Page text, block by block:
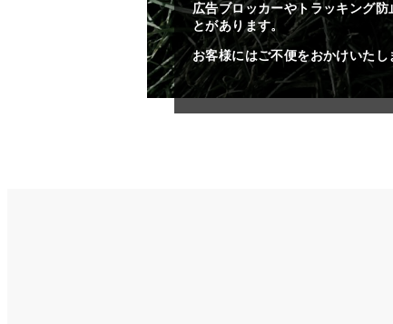
広告ブロッカーやトラッキング
とがあります。
お客様にはご不便をおかけいたし